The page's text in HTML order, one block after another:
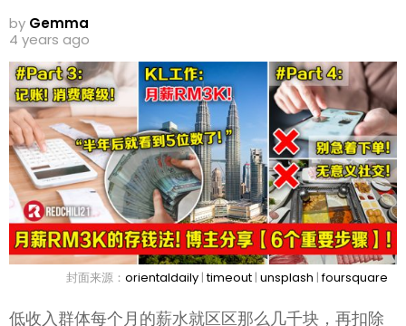
by Gemma
4 years ago
封面来源： orientaldaily |timeout | unsplash |foursquare
低收入群体每个月的薪水就区区那么几千块，再扣除